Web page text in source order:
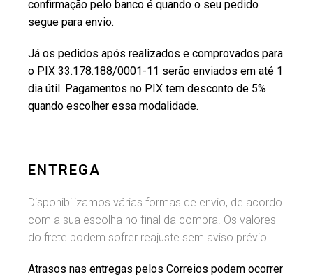
confirmação pelo banco é quando o seu pedido
segue para envio.
Já os pedidos após realizados e comprovados para
o PIX 33.178.188/0001-11 serão enviados em até 1
dia útil. Pagamentos no PIX tem desconto de 5%
quando escolher essa modalidade.
ENTREGA
Disponibilizamos várias formas de envio, de acordo
com a sua escolha no final da compra. Os valores
do frete podem sofrer reajuste sem aviso prévio.
Atrasos nas entregas pelos Correios podem ocorrer